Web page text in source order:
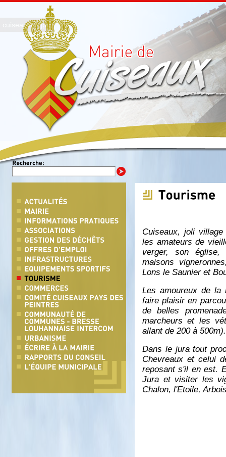
cuiseaux01.jpg
Cuiseaux, joli
les amateurs de
verger, son
maisons
Lons le Saunier et
Les amoureux de la
faire plaisir en
de belles
marcheurs et les
allant de 200 à 500m).
Dans le jura tout
Chevreaux et celui
reposant s'il en est.
Jura et visiter les
Chalon, l'Etoile,